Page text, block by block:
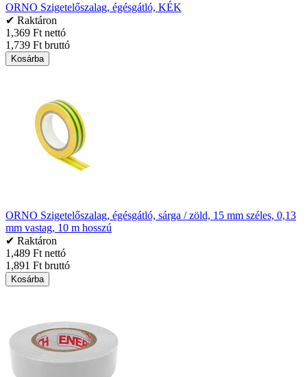
ORNO Szigetelőszalag, égésgátló, KÉK
✔ Raktáron
1,369 Ft nettó
1,739 Ft bruttó
Kosárba
ORNO Szigetelőszalag, égésgátló, sárga / zöld, 15 mm széles, 0,13
mm vastag, 10 m hosszú
✔ Raktáron
1,489 Ft nettó
1,891 Ft bruttó
Kosárba